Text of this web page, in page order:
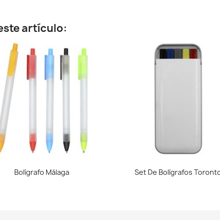
artículo:
Vista rápida
Bolígrafo Málaga Vista rápida
Set De Bolígrafos